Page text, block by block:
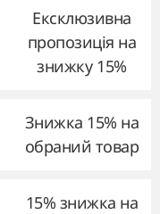
Ексклюзивна
пропозиція на
знижку 15%
Знижка 15% на
обраний товар
15% знижка на